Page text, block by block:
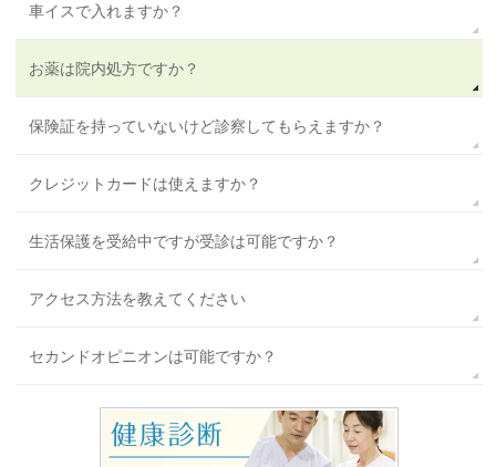
車イスで入れますか？
お薬は院内処方ですか？
保険証を持っていないけど診察してもらえますか？
クレジットカードは使えますか？
生活保護を受給中ですが受診は可能ですか？
アクセス方法を教えてください
セカンドオピニオンは可能ですか？